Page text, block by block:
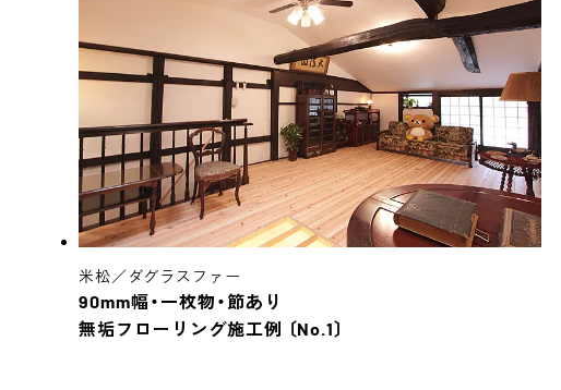
米松／ダグラスファー
90mm幅・一枚物・節あり
無垢フローリング施工例 〔No.1〕